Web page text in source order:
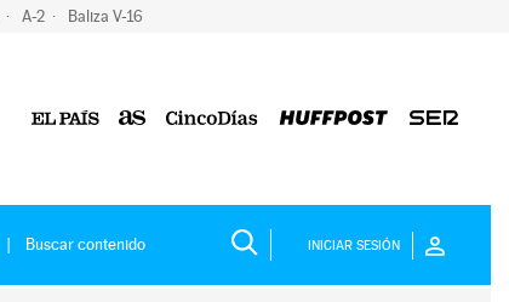
A-2 Baliza V-16
INICIAR SESIÓN